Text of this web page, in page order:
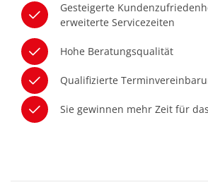
Gesteigerte
erweiterte Servicezeiten
Hohe Beratungsqualität
Qualifizierte
Sie gewinnen mehr Zeit für